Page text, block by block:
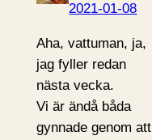
2021-01-08
Aha, vattuman, ja,
jag fyller redan
nästa vecka.
Vi är ändå båda
gynnade genom att